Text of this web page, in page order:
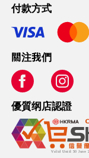
付款方式
關注我們
優質纲店認證